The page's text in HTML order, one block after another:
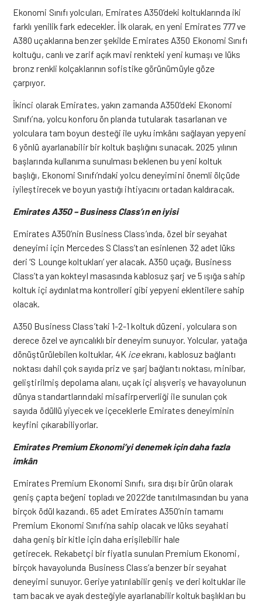
Ekonomi Sınıfı yolcuları, Emirates A350’deki koltuklarında iki
farklı yenilik fark edecekler. İlk olarak, en yeni Emirates 777 ve
A380 uçaklarına benzer şekilde Emirates A350 Ekonomi Sınıfı
koltuğu, canlı ve zarif açık mavi renkteki yeni kumaşı ve lüks
bronz renkli kolçaklarının sofistike görünümüyle göze
çarpıyor.
İkinci olarak Emirates, yakın zamanda A350’deki Ekonomi
Sınıfı’na, yolcu konforu ön planda tutularak tasarlanan ve
yolculara tam boyun desteği ile uyku imkânı sağlayan yepyeni
6 yönlü ayarlanabilir bir koltuk başlığını sunacak. 2025 yılının
başlarında kullanıma sunulması beklenen bu yeni koltuk
başlığı, Ekonomi Sınıfı’ndaki yolcu deneyimini önemli ölçüde
iyileştirecek ve boyun yastığı ihtiyacını ortadan kaldıracak.
Emirates A350 – Business Class’ın en iyisi
Emirates A350’nin Business Class’ında, özel bir seyahat
deneyimi için Mercedes S Class’tan esinlenen 32 adet lüks
deri ‘S Lounge koltukları’ yer alacak. A350 uçağı, Business
Class’ta yan kokteyl masasında kablosuz şarj ve 5 ışığa sahip
koltuk içi aydınlatma kontrolleri gibi yepyeni eklentilere sahip
olacak.
A350 Business Class’taki 1-2-1 koltuk düzeni, yolculara son
derece özel ve ayrıcalıklı bir deneyim sunuyor. Yolcular, yatağa
dönüştürülebilen koltuklar, 4K iceekranı, kablosuz bağlantı
noktası dahil çok sayıda priz ve şarj bağlantı noktası, minibar,
geliştirilmiş depolama alanı, uçak içi alışveriş ve havayolunun
dünya standartlarındaki misafirperverliği ile sunulan çok
sayıda ödüllü yiyecek ve içeceklerle Emirates deneyiminin
keyfini çıkarabiliyorlar.
Emirates Premium Ekonomi’yi denemek için daha fazla
imkân
Emirates Premium Ekonomi Sınıfı, sıra dışı bir ürün olarak
geniş çapta beğeni topladı ve 2022’de tanıtılmasından bu yana
birçok ödül kazandı. 65 adet Emirates A350’nin tamamı
Premium Ekonomi Sınıfı’na sahip olacak ve lüks seyahati
daha geniş bir kitle için daha erişilebilir hale
getirecek. Rekabetçi bir fiyatla sunulan Premium Ekonomi,
birçok havayolunda Business Class’a benzer bir seyahat
deneyimi sunuyor. Geriye yatırılabilir geniş ve deri koltuklar ile
tam bacak ve ayak desteğiyle ayarlanabilir koltuk başlıkları bu